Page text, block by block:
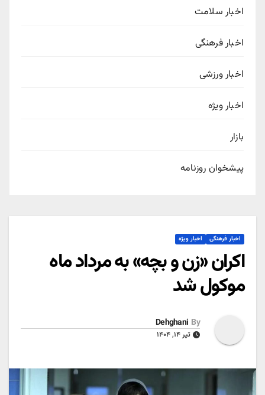
اخبار سلامت
اخبار فرهنگی
اخبار ورزشی
اخبار ویژه
بازار
پیشخوان روزنامه
اخبار فرهنگی اخبار ویژه
اکران «زن و بچه» به مرداد ماه
موکول شد
By
Dehghani
تیر ۱۴, ۱۴۰۴